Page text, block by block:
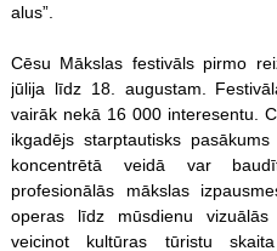
alus”.
Cēsu Mākslas festivāls pirmo
jūlija līdz 18. augustam.
vairāk nekā 16 000 interesentu.
ikgadējs starptautisks
koncentrētā veidā var
profesionālās mākslas
operas līdz mūsdienu vizuālās
veicinot kultūras tūristu